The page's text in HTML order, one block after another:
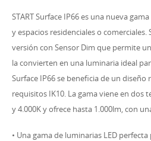
START Surface IP66 es una nueva
y espacios residenciales o comerciales.
versión con Sensor Dim que permite
la convierten en una luminaria ideal
Surface IP66 se beneficia de un
requisitos IK10. La gama viene en dos
y 4.000K y ofrece hasta 1.000lm, con
• Una gama de luminarias LED